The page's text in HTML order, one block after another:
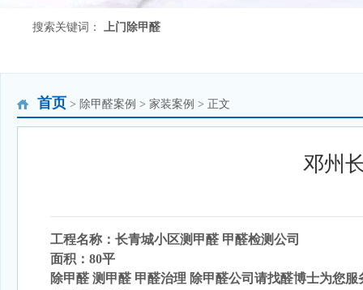
搜索关键词： 上门除甲醛
首页 > 除甲醛案例 > 家装案例 > 正文
邓州
工程名称：长青城小区测甲醛 甲醛检测公司
面积：80平
除甲醛 测甲醛 甲醛治理 除甲醛公司请找醛博士为您服